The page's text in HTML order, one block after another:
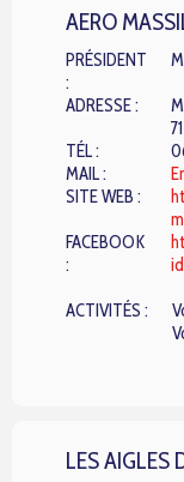
AERO
PRÉSIDENT
:
ADRESSE :
TÉL :
MAIL :
SITE WEB :
FACEBOOK
:
ACTIVITÉS :
LES AIGLES